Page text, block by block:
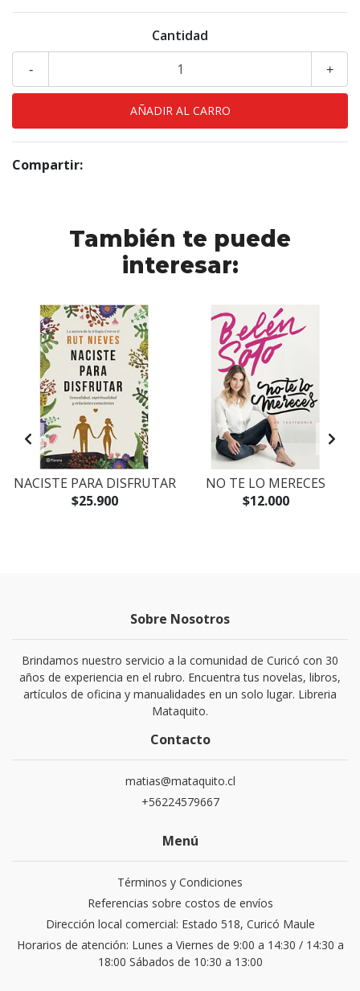
Cantidad
+
-
Compartir:
También te puede
interesar:
NACISTE PARA DISFRUTAR
$25.900
NO TE LO MERECES
$12.000
Sobre Nosotros
Brindamos nuestro servicio a la comunidad de Curicó con 30
años de experiencia en el rubro. Encuentra tus novelas, libros,
artículos de oficina y manualidades en un solo lugar. Libreria
Mataquito.
Contacto
matias@mataquito.cl
+56224579667
Menú
Términos y Condiciones
Referencias sobre costos de envíos
Dirección local comercial: Estado 518, Curicó Maule
Horarios de atención: Lunes a Viernes de 9:00 a 14:30 / 14:30 a
18:00 Sábados de 10:30 a 13:00